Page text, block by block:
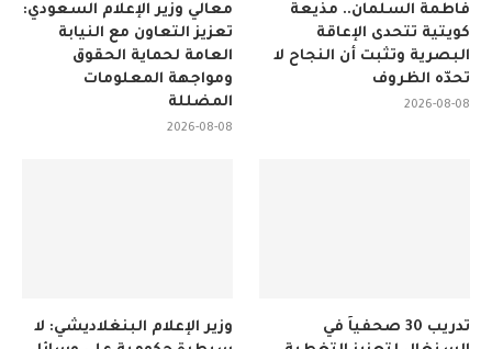
معالي وزير الإعلام السعودي:
تعزيز التعاون مع النيابة
العامة لحماية الحقوق
ومواجهة المعلومات
المضللة
2026-08-08
فاطمة السلمان.. مذيعة
كويتية تتحدى الإعاقة
البصرية وتثبت أن النجاح لا
تحدّه الظروف
2026-08-08
وزير الإعلام البنغلاديشي: لا
تدريب 30 صحفياً في